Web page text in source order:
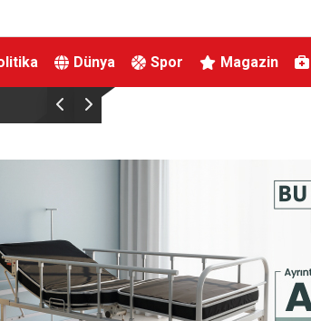
Dünya Spor Magazin
Bakan Şimşek: “Batman’da muazzam bir hizmet